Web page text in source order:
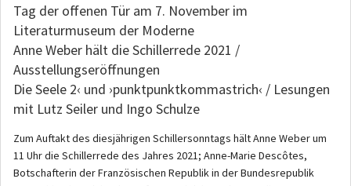
Tag der offenen Tür am 7. November im
Literaturmuseum der Moderne
Anne Weber hält die Schillerrede 2021 /
Ausstellungseröffnungen
Die Seele 2‹ und ›punktpunktkommastrich‹ / Lesungen
mit Lutz Seiler und Ingo Schulze
Zum Auftakt des diesjährigen Schillersonntags hält Anne Weber um
11 Uhr die Schillerrede des Jahres 2021; Anne-Marie Descôtes,
Botschafterin der Französischen Republik in der Bundesrepublik